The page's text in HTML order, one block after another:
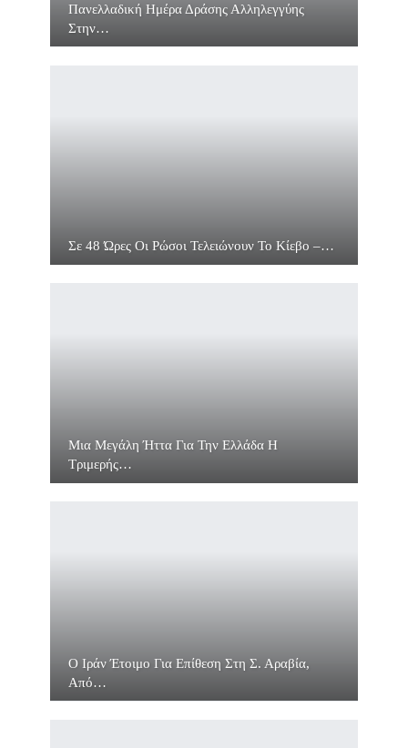
Πανελλαδική Ημέρα Δράσης Αλληλεγγύης
Στην…
Σε 48 Ώρες Οι Ρώσοι Τελειώνουν Το Κίεβο –…
Μια Μεγάλη Ήττα Για Την Ελλάδα Η
Τριμερής…
O Ιράν Έτοιμο Για Επίθεση Στη Σ. Αραβία,
Από…